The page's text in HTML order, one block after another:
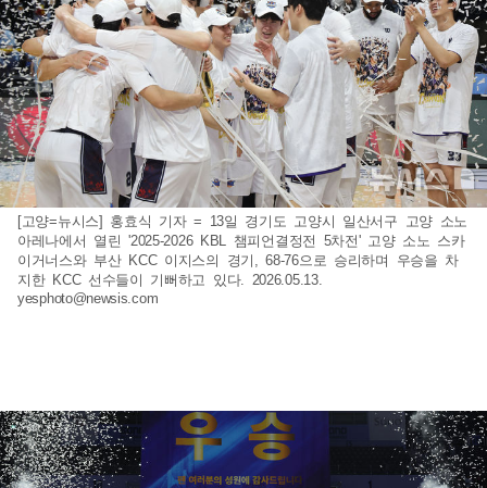
[고양=뉴시스] 홍효식 기자 = 13일 경기도 고양시 일산서구 고양 소노
아레나에서 열린 '2025-2026 KBL 챔피언결정전 5차전' 고양 소노 스카
이거너스와 부산 KCC 이지스의 경기, 68-76으로 승리하며 우승을 차
지한 KCC 선수들이 기뻐하고 있다. 2026.05.13.
yesphoto@newsis.com